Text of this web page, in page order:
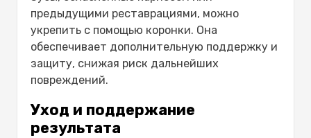
предыдущими реставрациями, можно
укрепить с помощью коронки. Она
обеспечивает дополнительную поддержку и
защиту, снижая риск дальнейших
повреждений.
Уход и поддержание
результата